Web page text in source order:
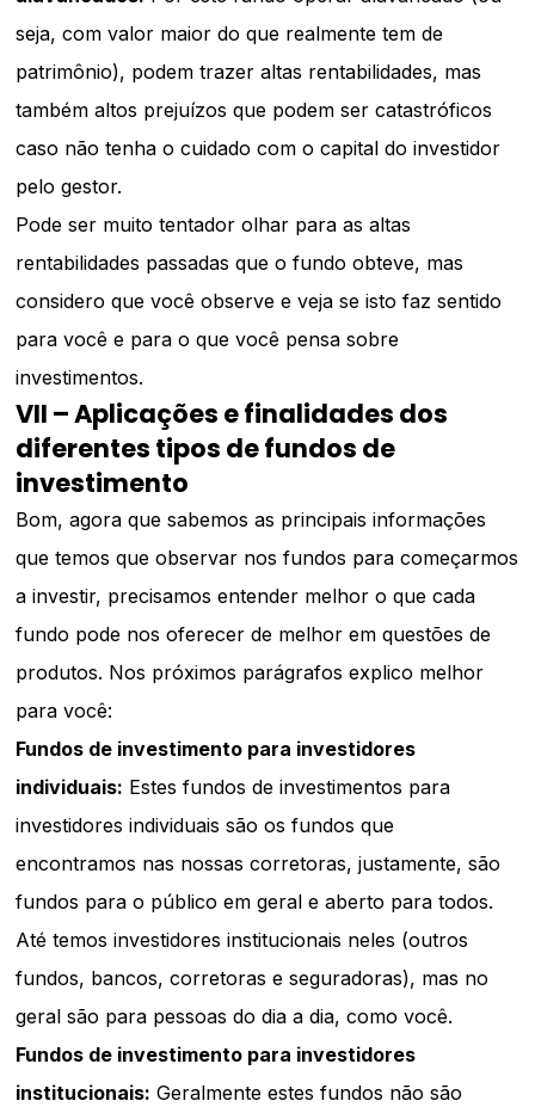
seja, com valor maior do que realmente tem de
patrimônio), podem trazer altas rentabilidades, mas
também altos prejuízos que podem ser catastróficos
caso não tenha o cuidado com o capital do investidor
pelo gestor.
Pode ser muito tentador olhar para as altas
rentabilidades passadas que o fundo obteve, mas
considero que você observe e veja se isto faz sentido
para você e para o que você pensa sobre
investimentos.
VII – Aplicações e finalidades dos
diferentes tipos de fundos de
investimento
Bom, agora que sabemos as principais informações
que temos que observar nos fundos para começarmos
a investir, precisamos entender melhor o que cada
fundo pode nos oferecer de melhor em questões de
produtos. Nos próximos parágrafos explico melhor
para você:
Fundos de investimento para investidores
individuais: Estes fundos de investimentos para
investidores individuais são os fundos que
encontramos nas nossas corretoras, justamente, são
fundos para o público em geral e aberto para todos.
Até temos investidores institucionais neles (outros
fundos, bancos, corretoras e seguradoras), mas no
geral são para pessoas do dia a dia, como você.
Fundos de investimento para investidores
institucionais: Geralmente estes fundos não são